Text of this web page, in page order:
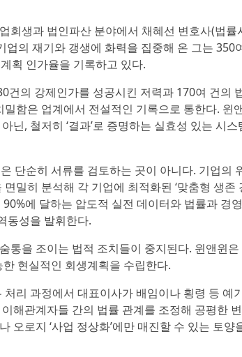
회생과 법인파산 분야에서 채혜선 변호사(법률
의 재기와 갱생에 화력을 집중해 온 그는 350
획 인가율을 기록하고 있다.
건의 강제인가를 성공시킨 저력과 170여 건의
함은 업계에서 전설적인 기록으로 통한다. 윈
, 철저히 ‘결과’로 증명하는 실효성 있는 시스
단순히 서류를 검토하는 곳이 아니다. 기업의
밀히 분석해 각 기업에 최적화된 ‘맞춤형 생존
에 달하는 압도적 실전 데이터와 법률과 경
동성을 발휘한다.
통을 조이는 법적 조치들이 중지된다. 윈앤윈은
현실적인 회생계획을 수립한다.
리 과정에서 대표이사가 배임이나 횡령 등 예
해관계자들 간의 법률 관계를 조정해 공평한
오로지 ‘사업 정상화’에만 매진할 수 있는 토양